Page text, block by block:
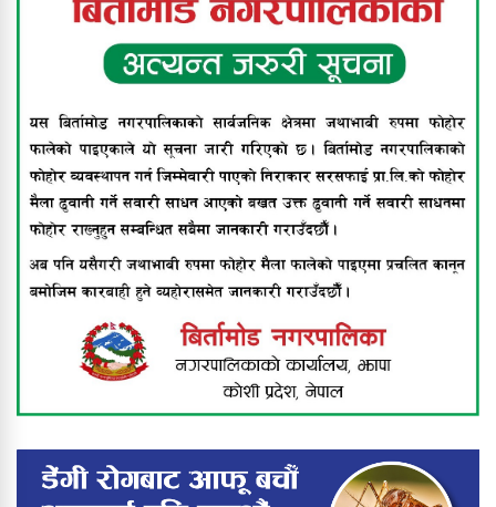
श्रीमानले खुकुरी प्रहार गर्दा श्रीमती गम्भीर
घाइते
नेपालमै पहिलोपटक बिर्तामोडमा दुवै घुँडाको
सफल शल्यक्रिया, स्पाइनल एक्स
हस्पिटलको दुर्लभ उपलब्धि
बिर्तामोड नगरपालिकाद्वारा अपाङ्गता भएका
व्यक्तिहरूलाई सहायक सामग्री वितरण
झापामा भीषण हावाहुरीको कहर : घर उडाए,
उद्योग तहसनहस, बिजुली पोल ढले,
फिल्मको हिरोझैँ देखिने पालिका अध्यक्ष